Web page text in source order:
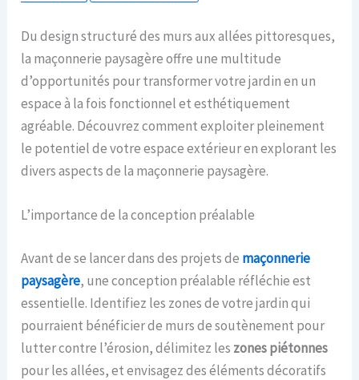
Du design structuré des murs aux allées pittoresques,
la maçonnerie paysagère offre une multitude
d’opportunités pour transformer votre jardin en un
espace à la fois fonctionnel et esthétiquement
agréable. Découvrez comment exploiter pleinement
le potentiel de votre espace extérieur en explorant les
divers aspects de la maçonnerie paysagère.
L’importance de la conception préalable
Avant de se lancer dans des projets de maçonnerie
paysagère, une conception préalable réfléchie est
essentielle. Identifiez les zones de votre jardin qui
pourraient bénéficier de murs de soutènement pour
lutter contre l’érosion, délimitez les zones piétonnes
pour les allées, et envisagez des éléments décoratifs